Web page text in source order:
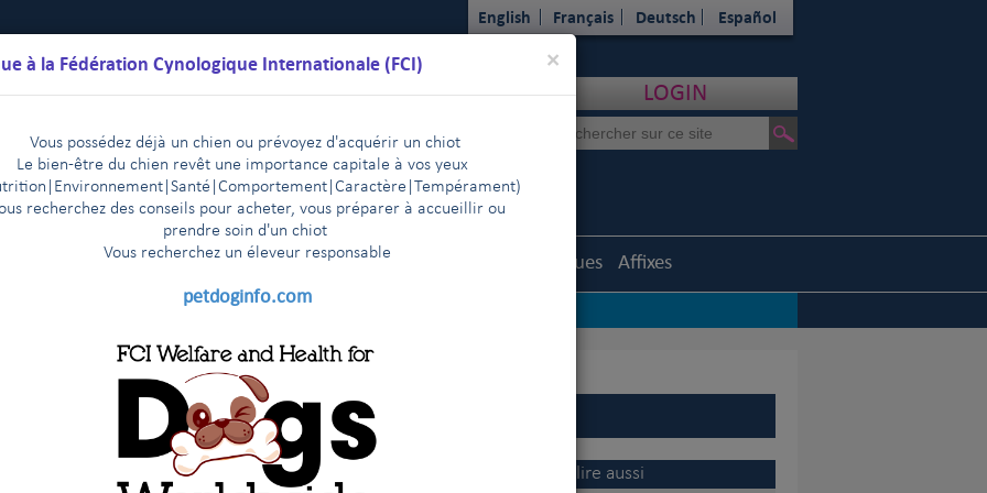
×
à la Fédération Cynologique Internationale (FCI)
Vous possédez déjà un chien ou prévoyez d'acquérir un chiot
Le bien-être du chien revêt une importance capitale à vos yeux
Environnement |Santé|Comportement|Caractère |Tempérament)
recherchez des conseils pour acheter, vous préparer à accueillir ou
prendre soin d'un chiot
Vous recherchez un éleveur responsable
petdoginfo.com
English Français Deutsch Español
LOGIN
Règlements Résultats Commissions Statistiques Affixes
de livres des origines étrangers
Show in Shanghai, China 13-16 March, 2014
organisation (MEOE) | FCI President visits The Malaysian Kennel Association
des travaux d’extension des bureaux de la FCI à Thuin !
des Races (EKF) visite le stand de la FCI à Genève !
Porto Winner Show 2015 | Inauguration
of dogs
A lire aussi